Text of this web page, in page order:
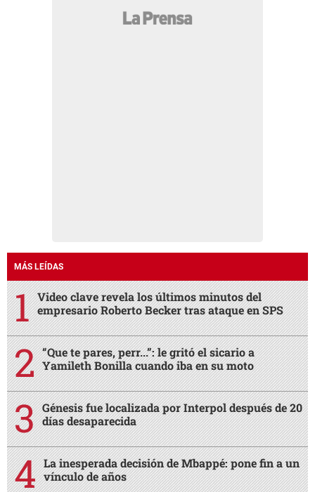
MÁS LEÍDAS
Video clave revela los últimos minutos del
empresario Roberto Becker tras ataque en SPS
“Que te pares, perr...”: le gritó el sicario a
Yamileth Bonilla cuando iba en su moto
Génesis fue localizada por Interpol después de 20
días desaparecida
La inesperada decisión de Mbappé: pone fin a un
vínculo de años